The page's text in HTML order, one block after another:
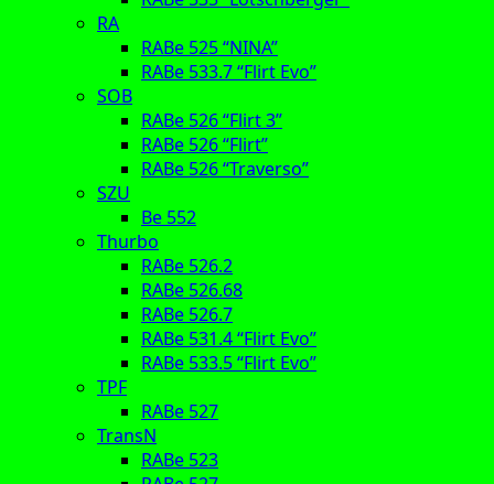
RA
RABe 525 “NINA”
RABe 533.7 “Flirt Evo”
SOB
RABe 526 “Flirt 3”
RABe 526 “Flirt”
RABe 526 “Traverso”
SZU
Be 552
Thurbo
RABe 526.2
RABe 526.68
RABe 526.7
RABe 531.4 “Flirt Evo”
RABe 533.5 “Flirt Evo”
TPF
RABe 527
TransN
RABe 523